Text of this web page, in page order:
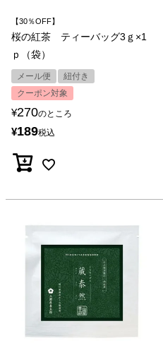
【30％OFF】
桜の紅茶 ティーバッグ3ｇ×1
ｐ（袋）
メール便
紐付き
クーポン対象
¥270のところ
¥189税込